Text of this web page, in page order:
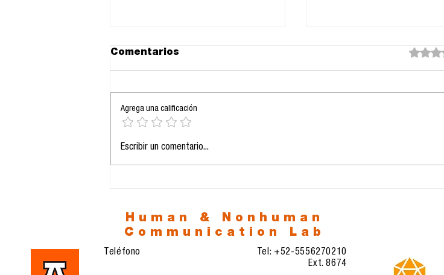
I Congreso
Comentarios Obtuvo
Agrega una calificación
Escribir un comentario...
Human & Nonhuman
Communication Lab
Teléfono
Tel: +52-5556270210
Ext. 8674